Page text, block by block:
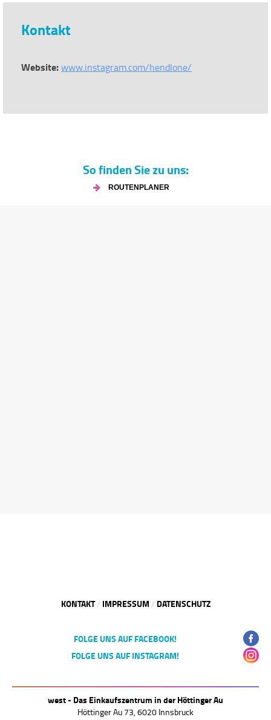
Kontakt
Website:www.instagram.com/hendlone/
So finden Sie zu uns:
ROUTENPLANER
KONTAKT/ IMPRESSUM / DATENSCHUTZ
FOLGE UNS AUF FACEBOOK!
FOLGE UNS AUF INSTAGRAM!
west - Das Einkaufszentrum in der Höttinger Au
Höttinger Au 73, 6020 Innsbruck